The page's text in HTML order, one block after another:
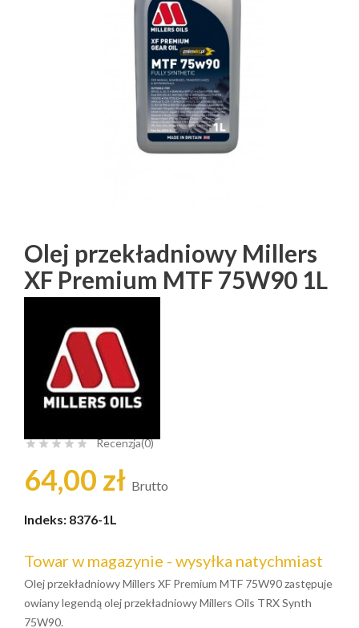
Olej przekładniowy Millers
XF Premium MTF 75W90 1L
     Recenzja(0)
64,00 zł Brutto
Indeks: 8376-1L
Towar w magazynie - wysyłka natychmiast
Olej przekładniowy Millers XF Premium MTF 75W90 zastępuje
owiany legendą olej przekładniowy Millers Oils TRX Synth
75W90.